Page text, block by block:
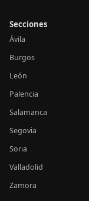
Secciones
Ávila
Burgos
León
Palencia
Salamanca
Segovia
Soria
Valladolid
Zamora